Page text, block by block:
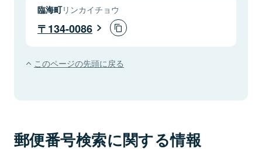
臨海町リンカイチョウ
134-0086
このページの先頭に戻る
郵便番号検索に関する情報